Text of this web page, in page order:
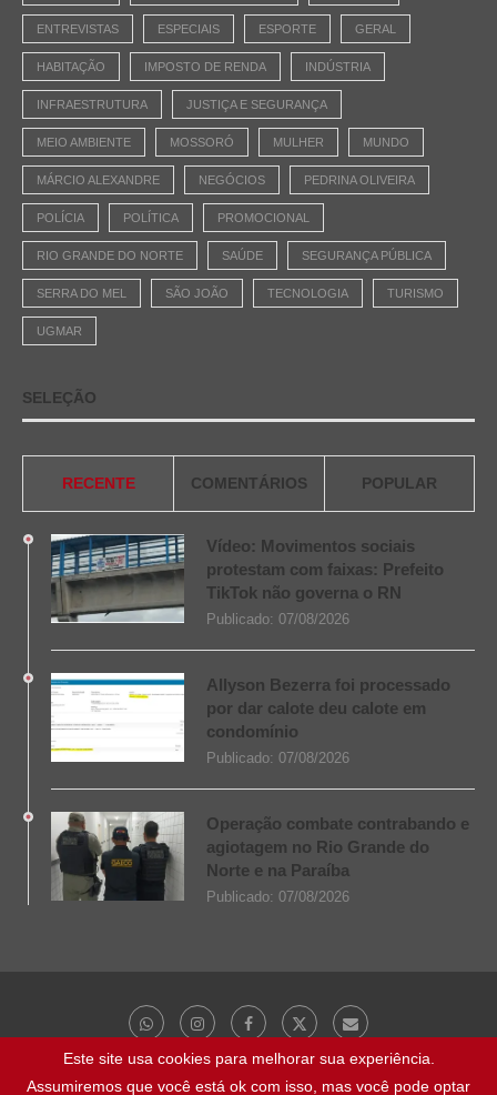
ENTREVISTAS ESPECIAIS ESPORTE GERAL
HABITAÇÃO IMPOSTO DE RENDA INDÚSTRIA
INFRAESTRUTURA JUSTIÇA E SEGURANÇA
MEIO AMBIENTE MOSSORÓ MULHER MUNDO
MÁRCIO ALEXANDRE NEGÓCIOS PEDRINA OLIVEIRA
POLÍCIA POLÍTICA PROMOCIONAL
RIO GRANDE DO NORTE SAÚDE SEGURANÇA PÚBLICA
SERRA DO MEL SÃO JOÃO TECNOLOGIA TURISMO
UGMAR
SELEÇÃO
RECENTE COMENTÁRIOS POPULAR
Vídeo: Movimentos sociais
protestam com faixas: Prefeito
TikTok não governa o RN
Publicado: 07/08/2026
Allyson Bezerra foi processado
por dar calote deu calote em
condomínio
Publicado: 07/08/2026
Operação combate contrabando e
agiotagem no Rio Grande do
Norte e na Paraíba
Publicado: 07/08/2026
Este site usa cookies para melhorar sua experiência.
Assumiremos que você está ok com isso, mas você pode optar